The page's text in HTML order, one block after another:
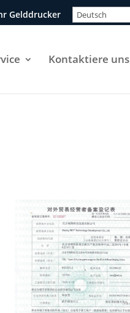
Gelddrucker
Kontaktiere uns